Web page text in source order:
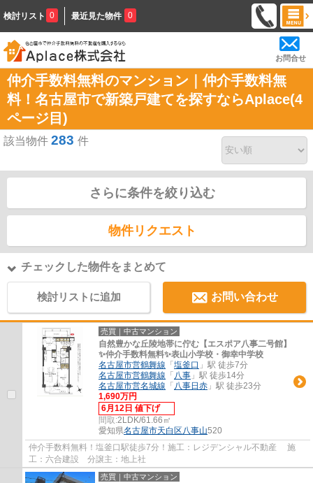
検討リスト 0 最近見た物件 0
お問合せ
仲介手数料無料のマンション｜仲介手数料無
料！名古屋市で新築戸建てを探すならAplace(4
ページ目)
該当物件 283 件
さらに条件を絞り込む
物件リクエスト
チェックした物件をまとめて
検討リストに追加 お問い合わせ
売買｜中古マンション
自然豊かな丘陵地帯に佇む【エスポア八事二号館】
✨️仲介手数料無料✨️表山小学校・御幸中学校
名古屋市営鶴舞線 「 塩釜口 」駅 徒歩7分
名古屋市営鶴舞線 「 八事 」駅 徒歩14分
名古屋市営名城線 「 八事日赤 」駅 徒歩23分
1,690万円
6月12日 値下げ
間取:2LDK/61.66㎡
愛知県名古屋市天白区八事山520
仲介手数料無料！塩釜口駅徒歩7分！施工：レジデンシャル不動産 施
工：六合建設 分譲主：地上社
売買｜中古マンション